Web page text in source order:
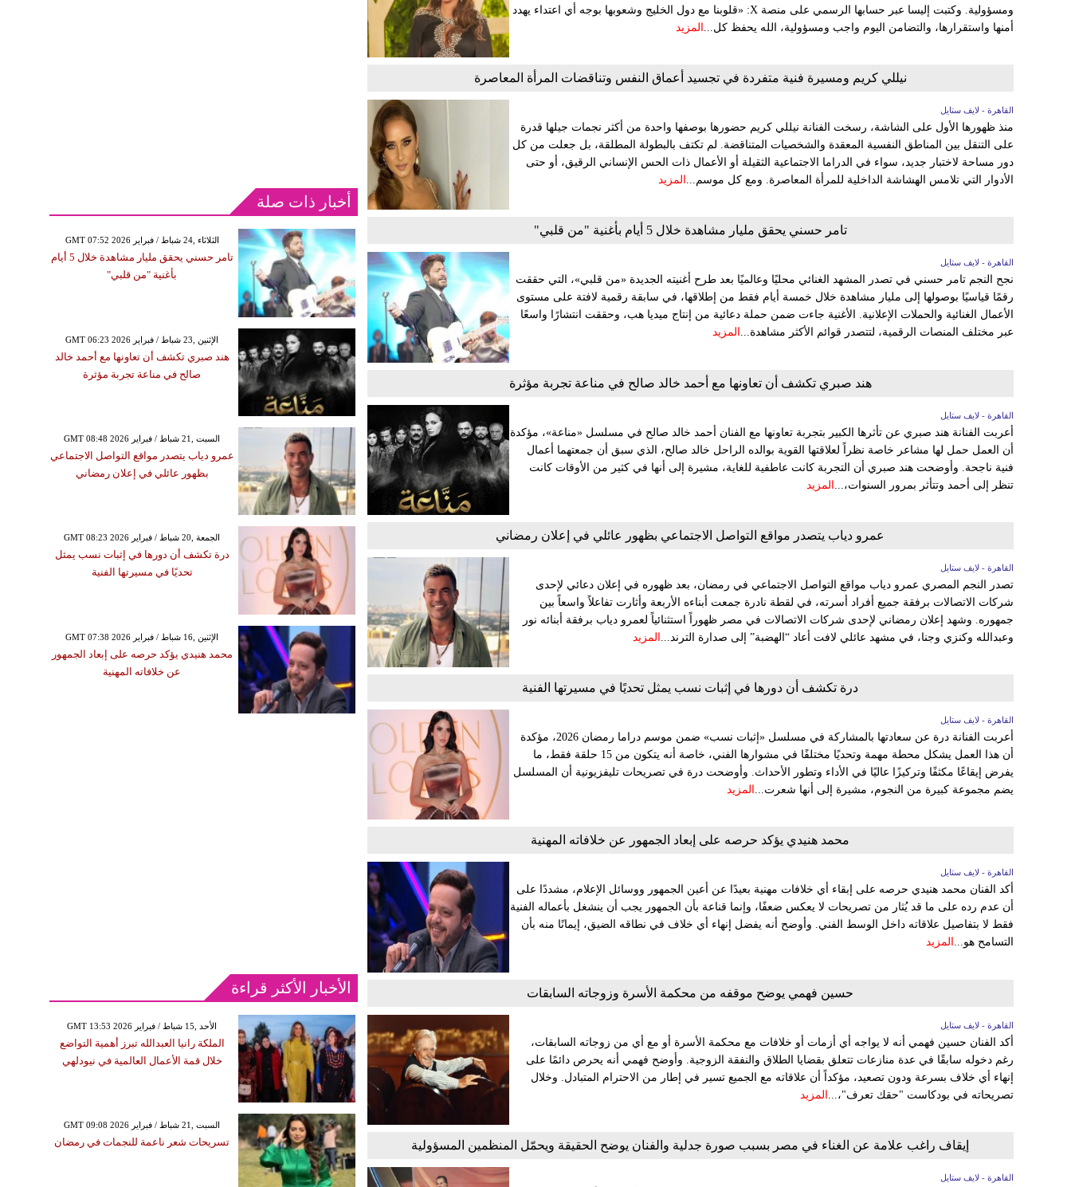
ومسؤولية. وكتبت إليسا عبر حسابها الرسمي على منصة X: «قلوبنا مع دول الخليج وشعوبها بوجه أي اعتداء يهدد
أمنها واستقرارها، والتضامن اليوم واجب ومسؤولية، الله يحفظ كل...
المزيد
نيللي كريم ومسيرة فنية متفردة في تجسيد أعماق النفس وتناقضات المرأة المعاصرة
القاهرة - لايف ستايل
منذ ظهورها الأول على الشاشة، رسخت الفنانة نيللي كريم حضورها بوصفها واحدة من أكثر نجمات جيلها قدرة
على التنقل بين المناطق النفسية المعقدة والشخصيات المتناقضة. لم تكتف بالبطولة المطلقة، بل جعلت من كل
دور مساحة لاختبار جديد، سواء في الدراما الاجتماعية الثقيلة أو الأعمال ذات الحس الإنساني الرقيق، أو حتى
الأدوار التي تلامس الهشاشة الداخلية للمرأة المعاصرة. ومع كل موسم... المزيد
تامر حسني يحقق مليار مشاهدة خلال 5 أيام بأغنية "من قلبي"
القاهرة - لايف ستايل
نجح النجم تامر حسني في تصدر المشهد الغنائي محليًا وعالميًا بعد طرح أغنيته الجديدة «من قلبي»، التي حققت
رقمًا قياسيًا بوصولها إلى مليار مشاهدة خلال خمسة أيام فقط من إطلاقها، في سابقة رقمية لافتة على مستوى
الأعمال الغنائية والحملات الإعلانية. الأغنية جاءت ضمن حملة دعائية من إنتاج ميديا هب، وحققت انتشارًا واسعًا
عبر مختلف المنصات الرقمية، لتتصدر قوائم الأكثر مشاهدة... المزيد
هند صبري تكشف أن تعاونها مع أحمد خالد صالح في مناعة تجربة مؤثرة
القاهرة - لايف ستايل
أعربت الفنانة هند صبري عن تأثرها الكبير بتجربة تعاونها مع الفنان أحمد خالد صالح في مسلسل «مناعة»، مؤكدة
أن العمل حمل لها مشاعر خاصة نظراً لعلاقتها القوية بوالده الراحل خالد صالح، الذي سبق أن جمعتهما أعمال
فنية ناجحة. وأوضحت هند صبري أن التجربة كانت عاطفية للغاية، مشيرة إلى أنها في كثير من الأوقات كانت
تنظر إلى أحمد وتتأثر بمرور السنوات،... المزيد
عمرو دياب يتصدر مواقع التواصل الاجتماعي بظهور عائلي في إعلان رمضاني
القاهرة - لايف ستايل
تصدر النجم المصري عمرو دياب مواقع التواصل الاجتماعي في رمضان، بعد ظهوره في إعلان دعائي لإحدى
شركات الاتصالات برفقة جميع أفراد أسرته، في لقطة نادرة جمعت أبناءه الأربعة وأثارت تفاعلاً واسعاً بين
جمهوره. وشهد إعلان رمضاني لإحدى شركات الاتصالات في مصر ظهوراً استثنائياً لعمرو دياب برفقة أبنائه نور
وعبدالله وكنزي وجنا، في مشهد عائلي لافت أعاد “الهضبة” إلى صدارة الترند...
المزيد
درة تكشف أن دورها في إثبات نسب يمثل تحديًا في مسيرتها الفنية
القاهرة - لايف ستايل
أعربت الفنانة درة عن سعادتها بالمشاركة في مسلسل «إثبات نسب» ضمن موسم دراما رمضان 2026، مؤكدة
أن هذا العمل يشكل محطة مهمة وتحديًا مختلفًا في مشوارها الفني، خاصة أنه يتكون من 15 حلقة فقط، ما
يفرض إيقاعًا مكثفًا وتركيزًا عاليًا في الأداء وتطور الأحداث. وأوضحت درة في تصريحات تليفزيونية أن المسلسل
يضم مجموعة كبيرة من النجوم، مشيرة إلى أنها شعرت... المزيد
محمد هنيدي يؤكد حرصه على إبعاد الجمهور عن خلافاته المهنية
القاهرة - لايف ستايل
أكد الفنان محمد هنيدي حرصه على إبقاء أي خلافات مهنية بعيدًا عن أعين الجمهور ووسائل الإعلام، مشددًا على
أن عدم رده على ما قد يُثار من تصريحات لا يعكس ضعفًا، وإنما قناعة بأن الجمهور يجب أن ينشغل بأعماله الفنية
فقط لا بتفاصيل علاقاته داخل الوسط الفني. وأوضح أنه يفضل إنهاء أي خلاف في نطاقه الضيق، إيمانًا منه بأن
التسامح هو... المزيد
حسين فهمي يوضح موقفه من محكمة الأسرة وزوجاته السابقات
القاهرة - لايف ستايل
أكد الفنان حسين فهمي أنه لا يواجه أي أزمات أو خلافات مع محكمة الأسرة أو مع أي من زوجاته السابقات،
رغم دخوله سابقًا في عدة منازعات تتعلق بقضايا الطلاق والنفقة الزوجية. وأوضح فهمي أنه يحرص دائمًا على
إنهاء أي خلاف بسرعة ودون تصعيد، مؤكداً أن علاقاته مع الجميع تسير في إطار من الاحترام المتبادل. وخلال
تصريحاته في بودكاست "حقك تعرف"،... المزيد
إيقاف راغب علامة عن الغناء في مصر بسبب صورة جدلية والفنان يوضح الحقيقة ويحمّل المنظمين المسؤولية
القاهرة - لايف ستايل
أخبار ذات صلة
GMT 07:52 2026 الثلاثاء ,24 شباط / فبراير
تامر حسني يحقق مليار مشاهدة خلال 5 أيام
بأغنية "من قلبي"
GMT 06:23 2026 الإثنين ,23 شباط / فبراير
هند صبري تكشف أن تعاونها مع أحمد خالد
صالح في مناعة تجربة مؤثرة
GMT 08:48 2026 السبت ,21 شباط / فبراير
عمرو دياب يتصدر مواقع التواصل الاجتماعي
بظهور عائلي في إعلان رمضاني
GMT 08:23 2026 الجمعة ,20 شباط / فبراير
درة تكشف أن دورها في إثبات نسب يمثل
تحديًا في مسيرتها الفنية
GMT 07:38 2026 الإثنين ,16 شباط / فبراير
محمد هنيدي يؤكد حرصه على إبعاد الجمهور
عن خلافاته المهنية
الأخبار الأكثر قراءة
GMT 13:53 2026 الأحد ,15 شباط / فبراير
الملكة رانيا العبدالله تبرز أهمية التواضع
خلال قمة الأعمال العالمية في نيودلهي
GMT 09:08 2026 السبت ,21 شباط / فبراير
تسريحات شعر ناعمة للنجمات في رمضان